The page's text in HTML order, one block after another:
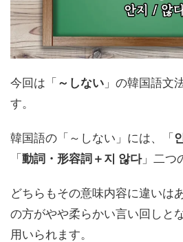
今回は「 ～しない 」の韓国語文
す。
韓国語の「～しない」には、「
「 動詞・形容詞＋지 않다」二つ
どちらもその意味内容に違いは
の方がやや柔らかい言い回しと
用いられます。